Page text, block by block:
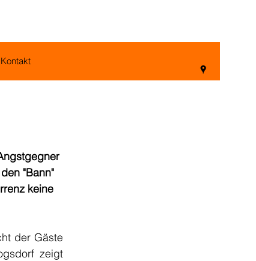
Kontakt
"Bann"
keine
der Gäste
zeigt